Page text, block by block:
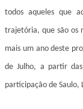
todos aqueles que
trajetória, que são os
mais um ano deste
de Julho, a partir
participação de Saulo,